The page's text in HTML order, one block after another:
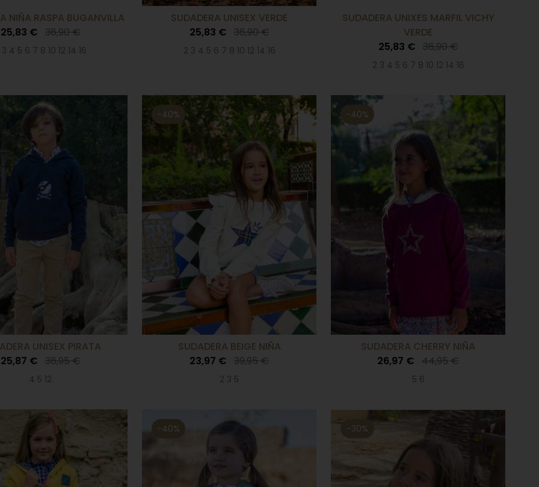
NIÑA RASPA BUGANVILLA
25,83 € 36,90 €
3 4 5 6 7 8 10 12 14 16
SUDADERA UNISEX VERDE
25,83 € 36,90 €
2 3 4 5 6 7 8 10 12 14 16
SUDADERA UNIXES MARFIL VICHY
VERDE
25,83 € 36,90 €
2 3 4 5 6 7 8 10 12 14 16
UNISEX PIRATA
25,87 € 36,95 €
4 5 12
-40%
SUDADERA BEIGE NIÑA
23,97 € 39,95 €
2 3 5
-40%
SUDADERA CHERRY NIÑA
26,97 € 44,95 €
5 6
-40% -30%